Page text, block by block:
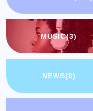
MUSIC(3)
NEWS(8)